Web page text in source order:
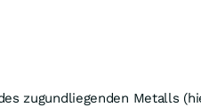
zugundliegenden Metalls